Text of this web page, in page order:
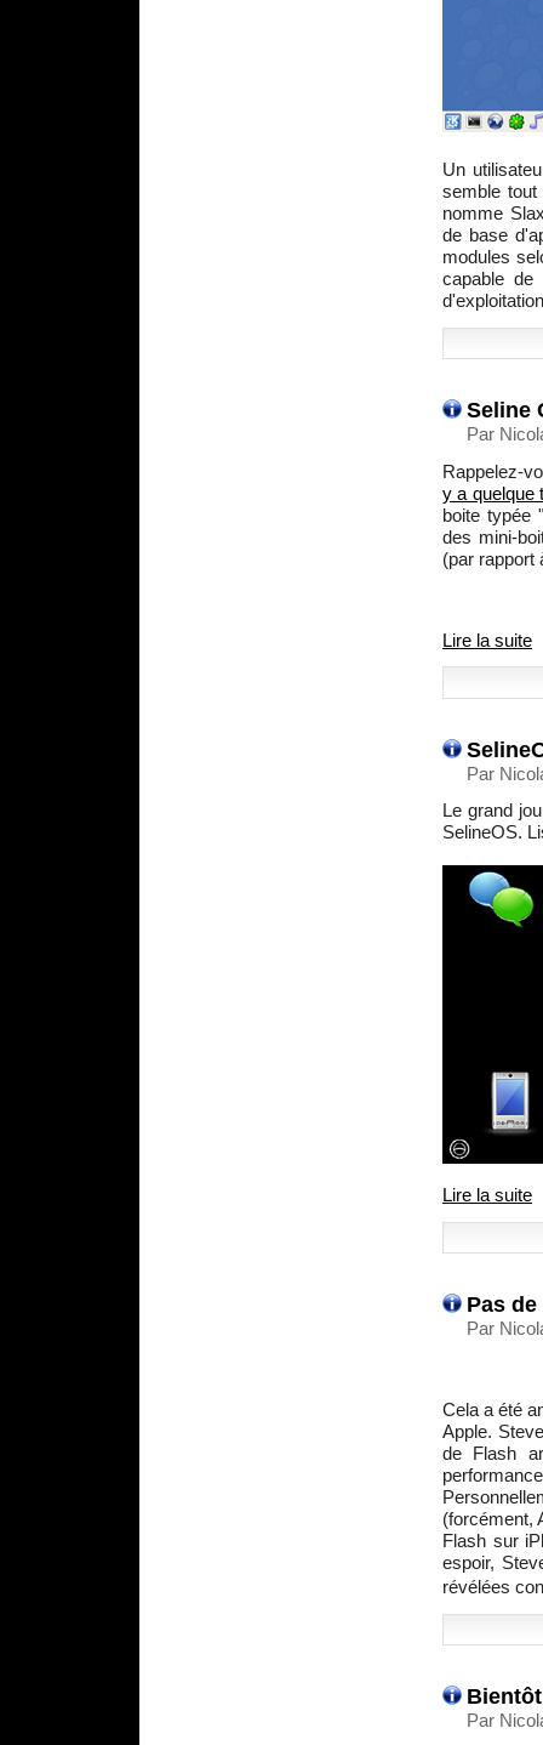
Un
semble tout
nomme
de base
modules
capable de
Seline
Par
Rappelez-
y a quelque
boite typée
des mini-
(par rapport
Lire la suite
Par
Le grand
SelineOS.
Lire la suite
Pas
Par
Cela a été
Apple.
de Flash
(forcément,
Flash sur
espoir,
révélées
Par